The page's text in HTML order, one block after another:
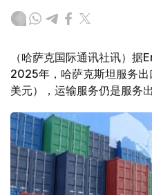
（哈萨克国际通讯社讯）
2025年，哈萨克斯坦服务
美元），运输服务仍是服务